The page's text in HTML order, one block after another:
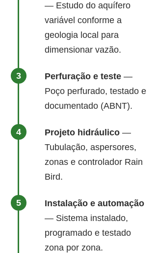
— Estudo do aquífero
variável conforme a
geologia local para
dimensionar vazão.
Perfuração e teste —
Poço perfurado, testado e
documentado (ABNT).
Projeto hidráulico —
Tubulação, aspersores,
zonas e controlador Rain
Bird.
Instalação e automação
— Sistema instalado,
programado e testado
zona por zona.